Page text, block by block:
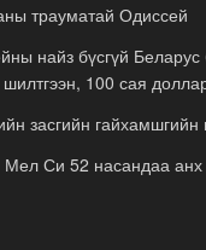
трауматай Одиссей
найз бүсгүй Беларус
100 сая
засгийн гайхамшгийн
Мел Си 52 насандаа анх